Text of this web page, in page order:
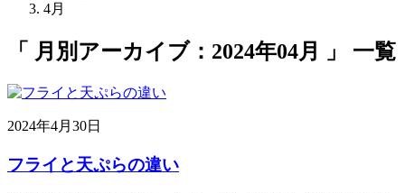
4月
「 月別アーカイブ：2024年04月 」 一覧
2024年4月30日
フライと天ぷらの違い